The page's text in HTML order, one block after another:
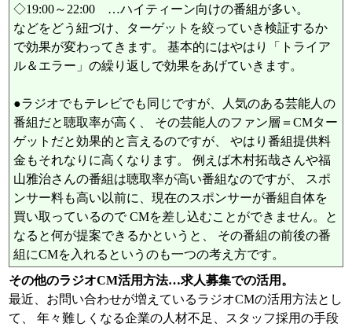
◇19:00～22:00 …ハイティーン向けの番組が多い。
などをどう紐づけ、ターゲットを絞っていき検証するか
で効果が変わってきます。 基本的にはやはり「トライア
ル＆エラー」の繰り返しで効果をあげていきます。
●ラジオでもテレビでも同じですが、人気のある芸能人の
番組だと聴取率が高く、 その芸能人のファン層＝CMター
ゲットだと効果的と言えるのですが、 やはり番組提供料
金もそれなりに高くなります。 例えば木村拓哉さんや福
山雅治さんの番組は聴取率が高い番組なのですが、 スポ
ンサー料も高い以前に、現在のスポンサーが番組自体を
買い取っているので CMを差し込むことができません。と
なると何が提案できるかというと、 その番組の前後の番
組にCMを入れるというのも一つの考え方です。
その他のラジオCM活用方法…求人募集での活用。
最近、お問い合わせが増えているラジオCMの活用方法とし
て、 年々難しくなる企業の人材不足、スタッフ採用の手段